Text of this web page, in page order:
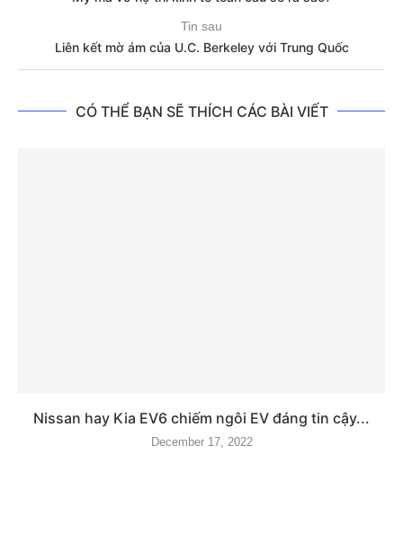
Tin sau
Liên kết mờ ám của U.C. Berkeley với Trung Quốc
CÓ THỂ BẠN SẼ THÍCH CÁC BÀI VIẾT
Nissan hay Kia EV6 chiếm ngôi EV đáng tin cậy...
December 17, 2022